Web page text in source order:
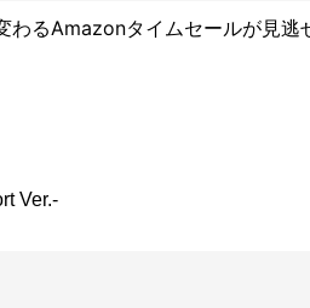
わるAmazonタイムセールが見逃
Ver.-